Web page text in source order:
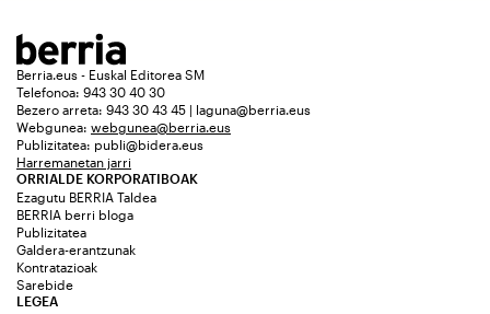
Berria.eus - Euskal Editorea SM
Telefonoa: 943 30 40 30
Bezero arreta: 943 30 43 45 | laguna@berria.eus
Webgunea: webgunea@berria.eus
Publizitatea: publi@bidera.eus
Harremanetan jarri
ORRIALDE KORPORATIBOAK
Ezagutu BERRIA Taldea
BERRIA berri bloga
Publizitatea
Galdera-erantzunak
Kontratazioak
Sarebide
LEGEA